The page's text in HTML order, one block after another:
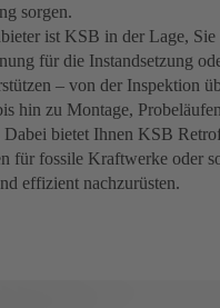
sorgen.
ist KSB in der Lage, Sie
für die Instandsetzung
– von der Inspektion
hin zu Montage,
Dabei bietet Ihnen KSB
für fossile Kraftwerke oder
effizient nachzurüsten.